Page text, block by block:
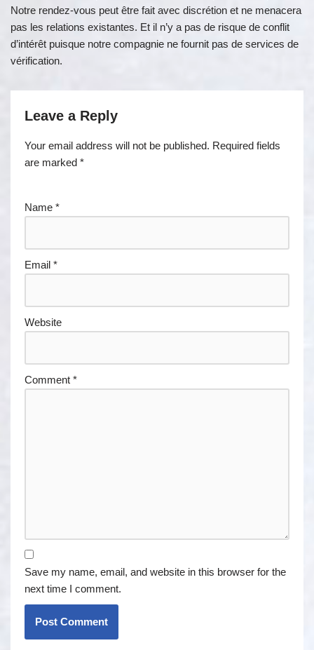
Notre rendez-vous peut être fait avec discrétion et ne menacera
pas les relations existantes. Et il n’y a pas de risque de conflit
d’intérêt puisque notre compagnie ne fournit pas de services de
vérification.
Leave a Reply
Your email address will not be published. Required fields
are marked *
Name *
Email *
Website
Comment *
Save my name, email, and website in this browser for the
next time I comment.